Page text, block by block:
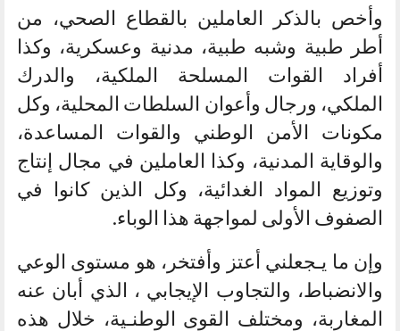
وأخص بالذكر العاملين بالقطاع الصحي، من
أطر طبية وشبه طبية، مدنية وعسكرية، وكذا
أفراد القوات المسلحة الملكية، والدرك
الملكي، ورجال وأعوان السلطات المحلية، وكل
مكونات الأمن الوطني والقوات المساعدة،
والوقاية المدنية، وكذا العاملين في مجال إنتاج
وتوزيع المواد الغدائية، وكل الذين كانوا في
الصفوف الأولى لمواجهة هذا الوباء.
وإن ما يـجعلني أعتز وأفتخر، هو مستوى الوعي
والانضباط، والتجاوب الإيجابي ، الذي أبان عنه
المغاربة، ومختلف القوى الوطنـية، خلال هذه